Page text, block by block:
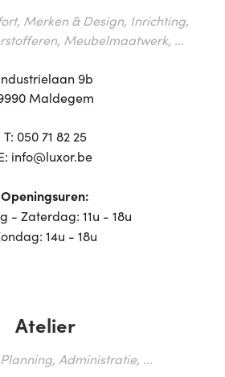
Merken & Design, Inrichting,
Meubelmaatwerk, ...
9b
Maldegem
T: 050 71 82 25
info@luxor.be
Openingsuren:
- Zaterdag: 11u - 18u
14u - 18u
Atelier
Administratie, ...